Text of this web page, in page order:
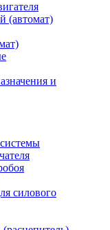
(автомат)
и
силового